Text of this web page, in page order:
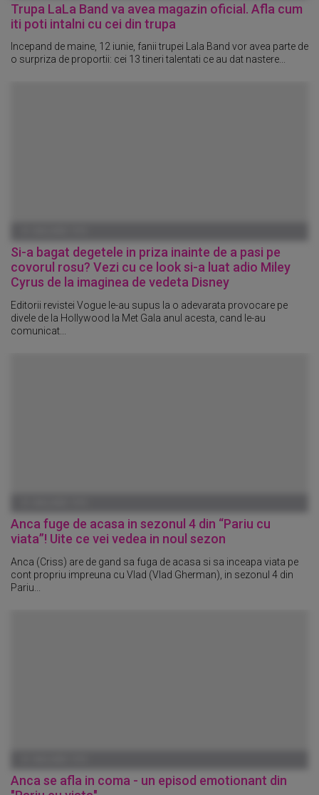
Trupa LaLa Band va avea magazin oficial. Afla cum
iti poti intalni cu cei din trupa
Incepand de maine, 12 iunie, fanii trupei Lala Band vor avea parte de
o surpriza de proportii: cei 13 tineri talentati ce au dat nastere...
Si-a bagat degetele in priza inainte de a pasi pe
covorul rosu? Vezi cu ce look si-a luat adio Miley
Cyrus de la imaginea de vedeta Disney
Editorii revistei Vogue le-au supus la o adevarata provocare pe
divele de la Hollywood la Met Gala anul acesta, cand le-au
comunicat...
Anca fuge de acasa in sezonul 4 din “Pariu cu
viata”! Uite ce vei vedea in noul sezon
Anca (Criss) are de gand sa fuga de acasa si sa inceapa viata pe
cont propriu impreuna cu Vlad (Vlad Gherman), in sezonul 4 din
Pariu...
Anca se afla in coma - un episod emotionant din